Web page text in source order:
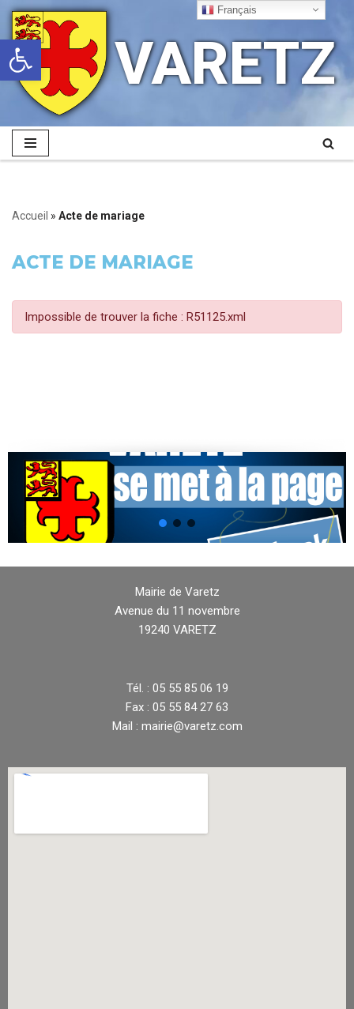
Ouvrir la barre d’outils
Aller
au
contenu
VARETZ
Accueil » Acte de mariage
ACTE DE MARIAGE
Impossible de trouver la fiche : R51125.xml
Mairie de Varetz
Avenue du 11 novembre
19240 VARETZ
Tél. : 05 55 85 06 19
Fax : 05 55 84 27 63
Mail : mairie@varetz.com
Français